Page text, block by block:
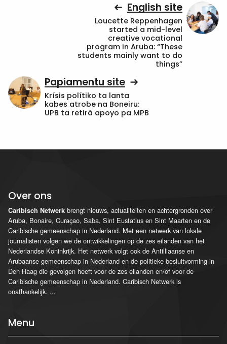
English site
Loucette Reppenhagen
started a mid-level
creative vocational
program in Aruba: “These
students mainly want to do
things”
Papiamentu site
Krísis polítiko ta lanta
kabes atrobe na Boneiru:
UPB ta retirá apoyo pa MPB
Over ons
Caribisch Netwerk brengt nieuws, actualiteiten en achtergronden over
Aruba, Bonaire, Curaçao, Saba, Sint Eustatius en Sint Maarten en de
Caribische gemeenschap in Nederland. Met een netwerk van lokale
journalisten volgen we de ontwikkelingen op de zes eilanden van het
Nederlandse Koninkrijk. Het netwerk volgt ook de Antilliaanse en
Arubaanse gemeenschap in Nederland en de politieke besluitvorming in
Den Haag die gevolgen heeft voor de zes eilanden en/of voor de
Caribische gemeenschap in Nederland. Caribisch Netwerk is
onafhankelijk. ...
Menu